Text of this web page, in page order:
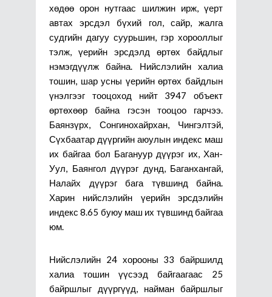
хөдөө орон нутгаас шилжин ирж, үерт
автах эрсдэл бүхий гол, сайр, жалга
судгийн дагуу суурьшин, гэр хорооллыг
тэлж, үерийн эрсдэлд өртөх байдлыг
нэмэгдүүлж байна. Нийслэлийн халиа
тошин, шар усны үерийн өртөх байдлын
үнэлгээг тооцоход нийт 3947 объект
өртөхөөр байна гэсэн тооцоо гарчээ.
Баянзүрх, Сонгинохайрхан, Чингэлтэй,
Сүхбаатар дүүргийн аюулын индекс маш
их байгаа бол Багануур дүүрэг их, Хан-
Уул, Баянгол дүүрэг дунд, Баганхангай,
Налайх дүүрэг бага түвшинд байна.
Харин нийслэлийн үерийн эрсдэлийн
индекс 8.65 буюу маш их түвшинд байгаа
юм.
Нийслэлийн 24 хорооны 33 байршилд
халиа тошин үүсээд байгаагаас 25
байршлыг дүүргүүд, найман байршлыг